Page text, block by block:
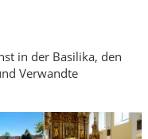
in der Basilika, den
Verwandte